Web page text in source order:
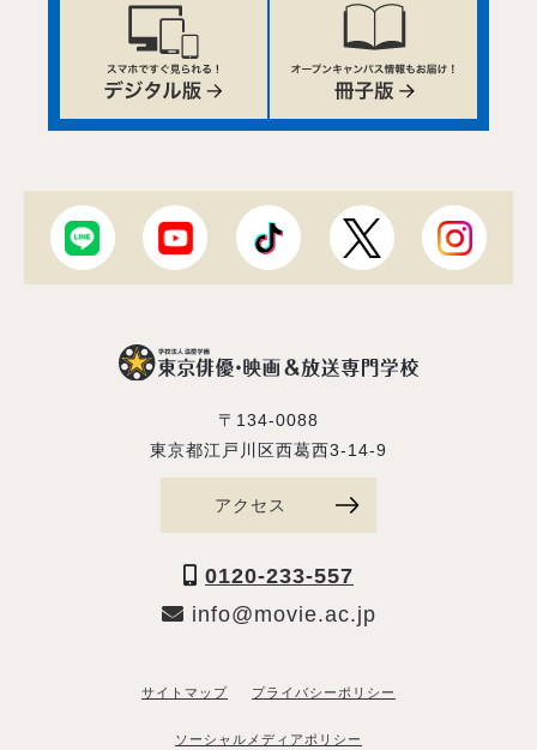
〒134-0088
東京都江戸川区西葛西3-14-9
アクセス
0120-233-557
info@movie.ac.jp
サイトマップ プライバシーポリシー
ソーシャルメディアポリシー